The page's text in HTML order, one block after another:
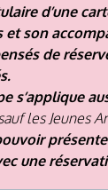
d’une
et son
de
s’applique
les Jeunes
une